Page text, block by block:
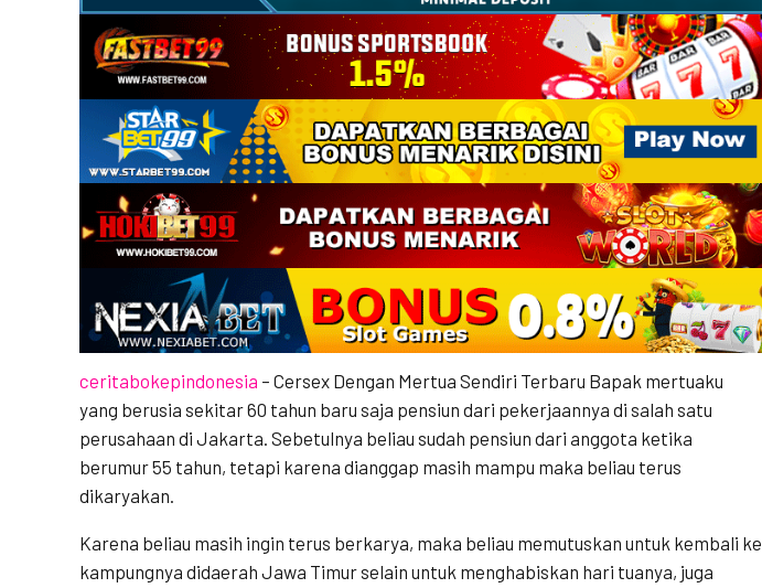
ceritabokepindonesia – Cersex Dengan Mertua Sendiri Terbaru Bapak mertuaku
yang berusia sekitar 60 tahun baru saja pensiun dari pekerjaannya di salah satu
perusahaan di Jakarta. Sebetulnya beliau sudah pensiun dari anggota ketika
berumur 55 tahun, tetapi karena dianggap masih mampu maka beliau terus
dikaryakan.
Karena beliau masih ingin terus berkarya, maka beliau memutuskan untuk kembali ke
kampungnya didaerah Jawa Timur selain untuk menghabiskan hari tuanya, juga